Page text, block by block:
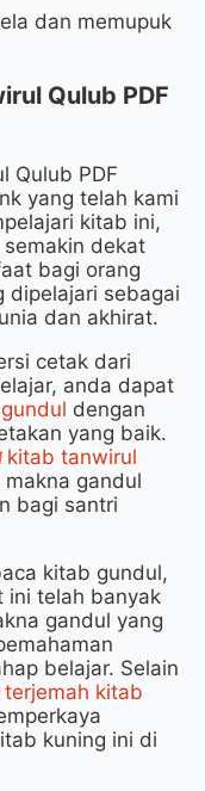
dan memupuk
Qulub PDF
Qulub PDF
yang telah kami
kitab ini,
dekat
bagi orang
dipelajari sebagai
dan akhirat.
cetak dari
anda dapat
dengan
yang baik.
kitab tanwirul
makna gandul
bagi santri
kitab gundul,
ini telah banyak
gandul yang
belajar. Selain
terjemah kitab
kuning ini di